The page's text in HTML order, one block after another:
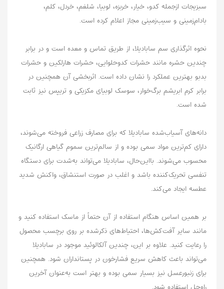
سبزیجات ازجمله کدو، خیار، خربزه، لوبیا، شلغم، خردل، کلم،
بادام‌زمینی و سیب‌زمینی مجاز اعلام کرده است.
نحوه اثرگذاری سم سابادیلا،‌ از طریق تماس و معده است و در برابر
چندین حشره مانند حشرات کدوحلوایی، حشرات هارلکین و حشرات
بدبو بهترین عملکرد را نشان داده است. اثربخشی آن همچنین در
برابر کرم ابریشم برگ‌خوار، سوسک لوبیای مکزیکی و تریپس نیز ثابت
شده است.
دانه‌های آسیاب‌شده سابادیلا که برای مصارف زراعی فروخته می‌شوند،
دارای کم‌ترین مواد سمی بوده و از سالم‌ترین سموم گیاهی ارگانیک
محسوب می‌شوند. بااین‌حال، سابادیلا می‌تواند به‌شدت برای دستگاه
تنفسی تحریک‌کننده باشد و اغلب در صورت استنشاق، واکنش شدید
عطسه ایجاد می‌کند.
بر همین اساس هنگام استفاده از آن حتماً از ماسک استفاده کنید و
مانند سایر آفت‌کش‌ها، احتیاط‌های ذکرشده بر روی برچسب محصول
را رعایت کنید. علاوه بر این، چندین آلکالوئید موجود در سابادیلا
می‌تواند باعث کاهش سریع فشارخون در پستانداران شود. همچنین
برای زنبورعسل نیز بسیار سمی بوده و بهتر است به‌عنوان آخرین